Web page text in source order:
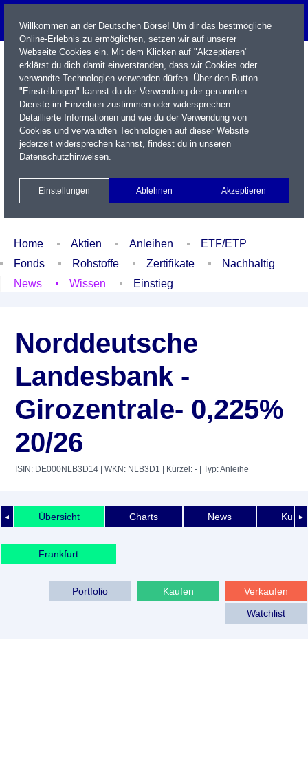
Name / WKN / ISIN / Kürzel
Xetra Realtime
Watchlist Portfolio Login
Home Aktien Anleihen
ETF/ETP
Fonds
Rohstoffe Zertifikate
Nachhaltig
News
Wissen Einstieg
Norddeutsche
Landesbank -
Girozentrale- 0,225%
20/26
ISIN: DE000NLB3D14 | WKN: NLB3D1 | Kürzel: - | Typ: Anleihe
◄ ►
Übersicht Charts News
Frankfurt
Verkaufen
Kaufen
Portfolio
Watchlist
Willkommen an der Deutschen Börse! Um dir das bestmögliche
Online-Erlebnis zu ermöglichen, setzen wir auf unserer
Webseite Cookies ein. Mit dem Klicken auf "Akzeptieren"
erklärst du dich damit einverstanden, dass wir Cookies oder
verwandte Technologien verwenden dürfen. Über den Button
"Einstellungen" kannst du der Verwendung der genannten
Dienste im Einzelnen zustimmen oder widersprechen.
Detaillierte Informationen und wie du der Verwendung von
Cookies und verwandten Technologien auf dieser Website
jederzeit widersprechen kannst, findest du in unseren
Datenschutzhinweisen.
Einstellungen Ablehnen Akzeptieren